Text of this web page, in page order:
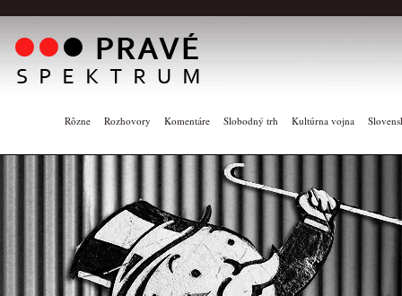
Rôzne Rozhovory Komentáre Slobodný trh Kultúrna vojna